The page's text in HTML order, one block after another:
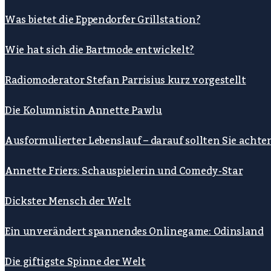
Was bietet die Eppendorfer Grillstation?
Wie hat sich die Bartmode entwickelt?
Radiomoderator Stefan Parrisius kurz vorgestellt
Die Kolumnistin Annette Pawlu
Ausformulierter Lebenslauf – darauf sollten Sie
Annette Friers: Schauspielerin und Comedy-Star
Dickster Mensch der Welt
Ein unverändert spannendes Onlinegame: Odinsland
Die giftigste Spinne der Welt